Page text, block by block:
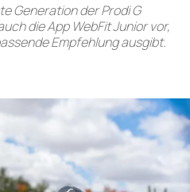
Generation der Prodi G
die App WebFit Junior vor,
Empfehlung ausgibt.